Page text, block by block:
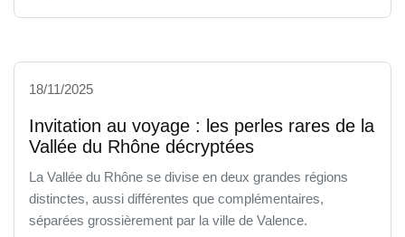
18/11/2025
Invitation au voyage : les perles rares de la
Vallée du Rhône décryptées
La Vallée du Rhône se divise en deux grandes régions
distinctes, aussi différentes que complémentaires,
séparées grossièrement par la ville de Valence.